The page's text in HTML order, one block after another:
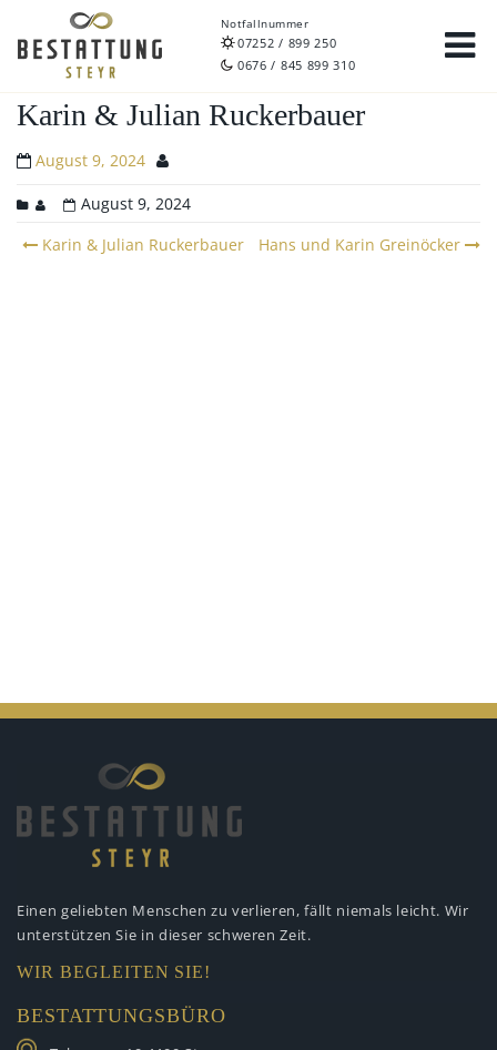
Notfallnummer
07252 / 899 250
0676 / 845 899 310
Karin & Julian Ruckerbauer
August 9, 2024
August 9, 2024
Post
Karin & Julian Ruckerbauer Hans und Karin Greinöcker
Einen geliebten Menschen zu verlieren, fällt niemals leicht. Wir
unterstützen Sie in dieser schweren Zeit.
WIR BEGLEITEN SIE!
BESTATTUNGSBÜRO